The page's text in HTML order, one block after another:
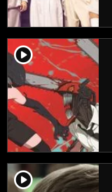
player2
player2